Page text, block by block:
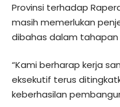
Provinsi terhadap
masih memerlukan
dibahas dalam tahapan
“Kami berharap kerja
eksekutif terus
keberhasilan